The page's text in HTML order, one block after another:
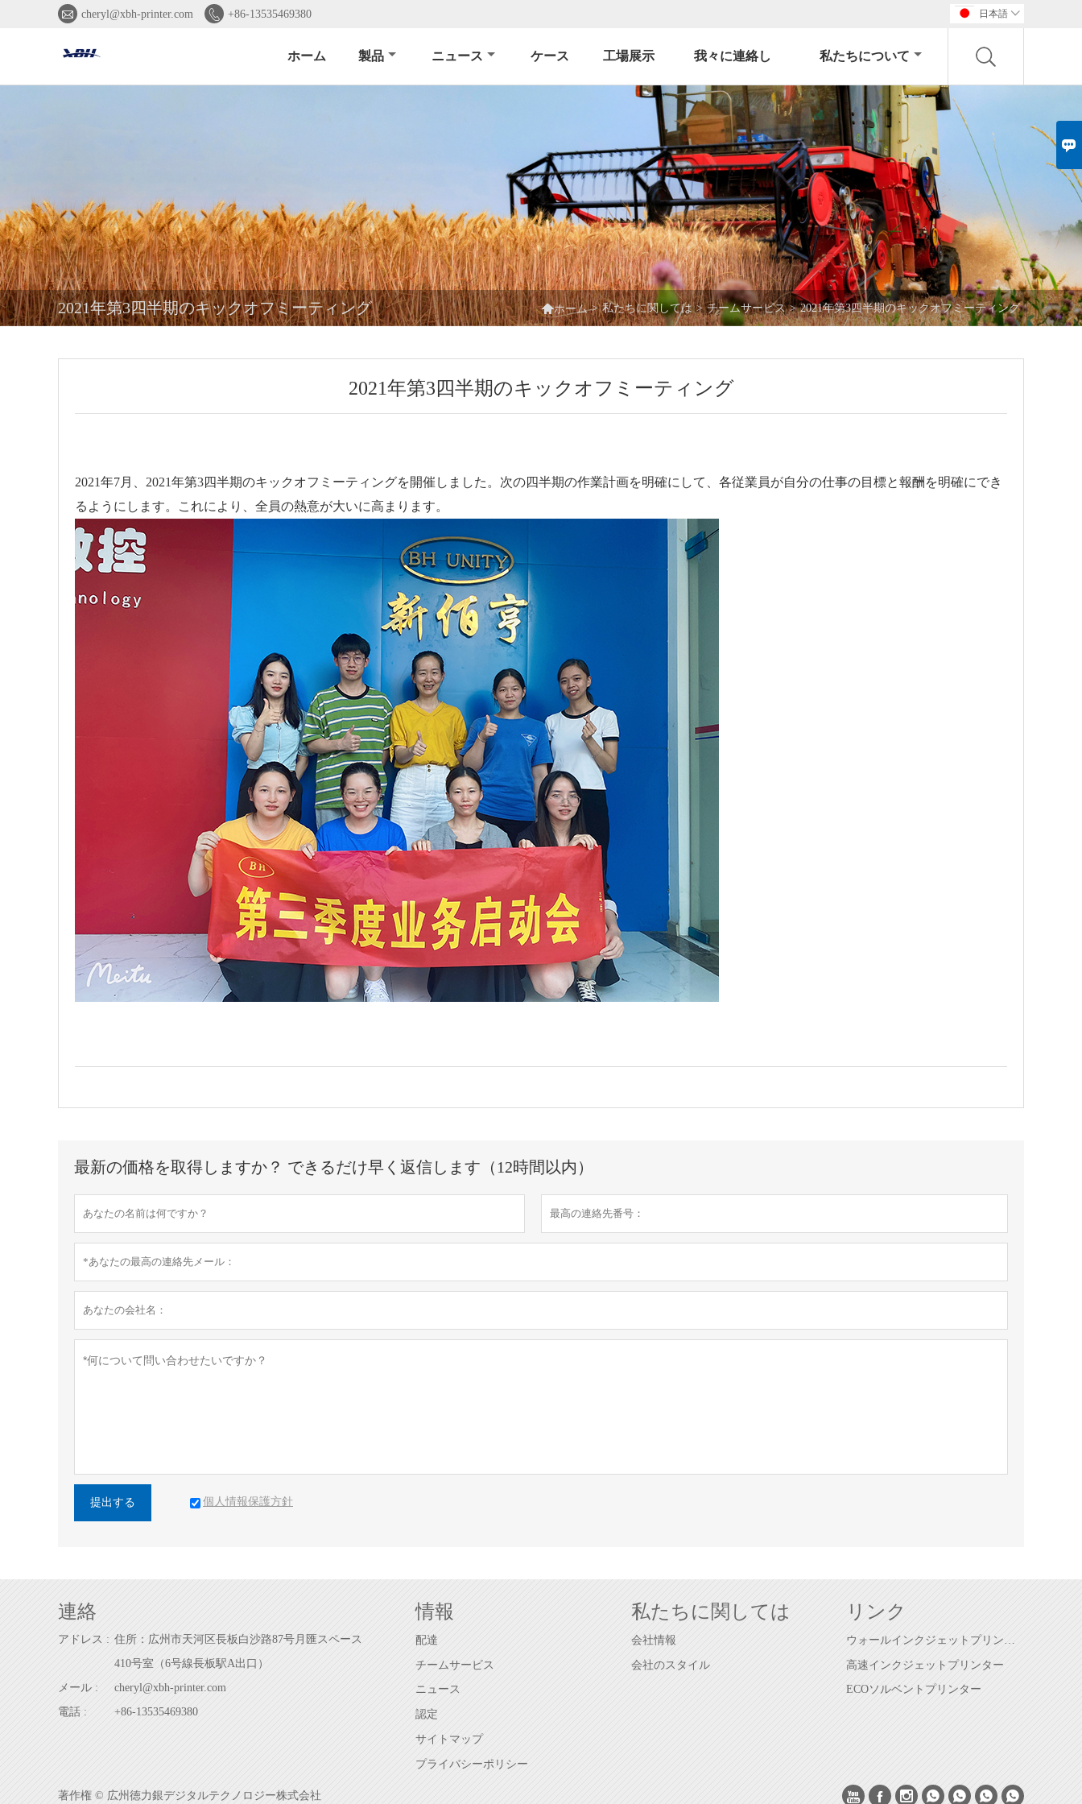

 cheryl@xbh-printer.com  +86-13535469380 日本語 
ホーム 製品 ニュース ケース 工場展示 我々に連絡し 私たちについて
2021年第3四半期のキックオフミーティング ホーム > 私たちに関しては > チームサービス > 2021年第3四半期のキックオフミーティング
2021年第3四半期のキックオフミーティング
2021年7月、2021年第3四半期のキックオフミーティングを開催しました。 次の四半期の作業計画を明確にして、各従業員が自分の仕事の目標と報酬を明確にでき
るようにします。これにより、全員の熱意が大いに高まります。
最新の価格を取得しますか？ できるだけ早く返信します（12時間以内）
提出する 個人情報保護方針
連絡
アドレス : 住所：広州市天河区長板白沙路87号月匯スペース
410号室（6号線長板駅A出口）
メール :
cheryl@xbh-printer.com
電話 :
+86-13535469380
情報
配達
チームサービス
ニュース
認定
サイトマップ
プライバシーポリシー
私たちに関しては
会社情報
会社のスタイル
リンク
高速インクジェットプリンター
ECOソルベントプリンター
著作権 © 広州徳力銀デジタルテクノロジー株式会社       